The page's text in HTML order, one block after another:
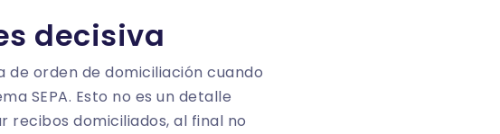
decisiva
de orden de domiciliación cuando
SEPA. Esto no es un detalle
recibos domiciliados, al final no